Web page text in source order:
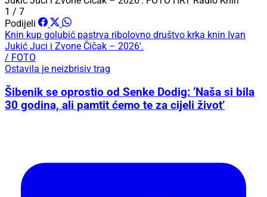
1 / 7
Podijeli
Knin kup golubić pastrva ribolovno društvo krka knin Ivan
Jukić Juci i Zvone Čičak – 2026'.
/ FOTO
Ostavila je neizbrisiv trag
Šibenik se oprostio od Senke Dodig: ‘Naša si bila
30 godina, ali pamtit ćemo te za cijeli život’